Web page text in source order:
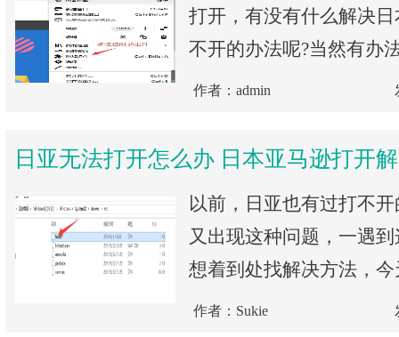
打开，有没有什么解决
不开的办法呢?当然有办
作者：admin
日亚无法打开怎么办 日本亚马逊打开
以前，日亚也有过打不
又出现这种问题，一遇
想着到处找解决方法，
作者：Sukie